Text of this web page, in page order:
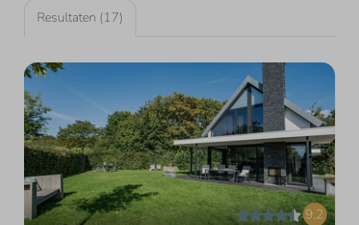
Resultaten (17)
9,2